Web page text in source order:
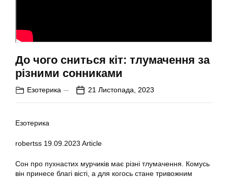
До чого сниться кіт: тлумачення за
різними сонниками
Езотерика 21 Листопада, 2023
Езотерика
robertss 19.09.2023 Article
Сон про пухнастих мурчиків має різні тлумачення. Комусь
він принесе благі вісті, а для когось стане тривожним